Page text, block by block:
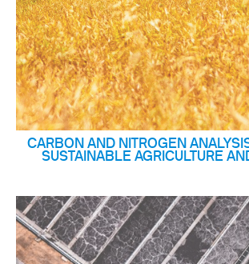
CARBON AND NITROGEN
SUSTAINABLE AGRICULTURE